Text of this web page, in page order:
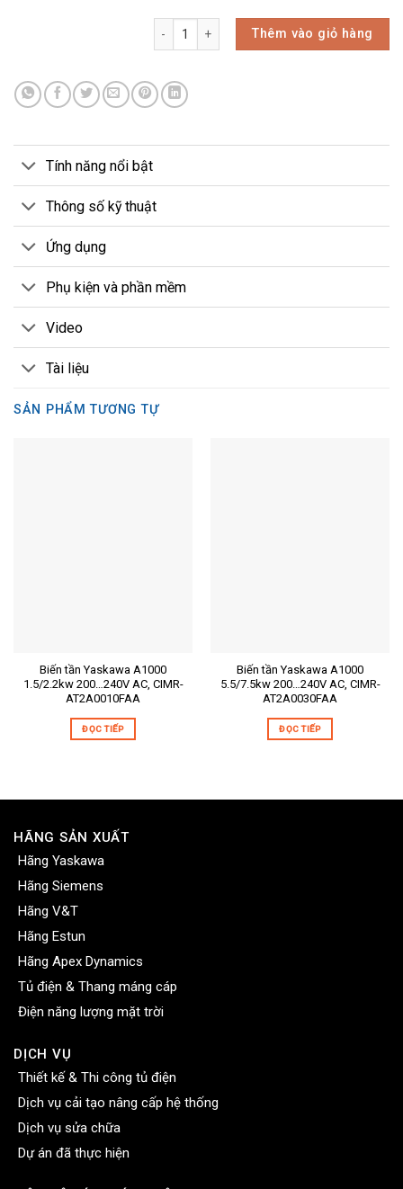
Thêm vào giỏ hàng
Tính năng nổi bật
Thông số kỹ thuật
Ứng dụng
Phụ kiện và phần mềm
Video
Tài liệu
SẢN PHẨM TƯƠNG TỰ
Biến tần Yaskawa A1000
1.5/2.2kw 200…240V AC, CIMR-
AT2A0010FAA
ĐỌC TIẾP
Biến tần Yaskawa A1000
5.5/7.5kw 200…240V AC, CIMR-
AT2A0030FAA
ĐỌC TIẾP
HÃNG SẢN XUẤT
Hãng Yaskawa
Hãng Siemens
Hãng V&T
Hãng Estun
Hãng Apex Dynamics
Tủ điện & Thang máng cáp
Điện năng lượng mặt trời
DỊCH VỤ
Thiết kế & Thi công tủ điện
Dịch vụ cải tạo nâng cấp hệ thống
Dịch vụ sửa chữa
Dự án đã thực hiện